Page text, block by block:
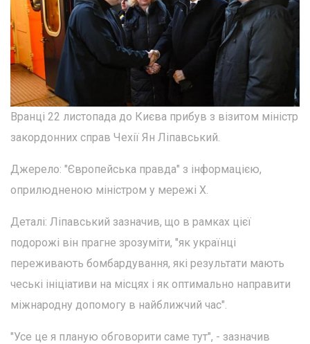
Вранці 22 листопада до Києва прибув з візитом міністр
закордонних справ Чехії Ян Ліпавський.
Джерело: "Європейська правда" з інформацією,
оприлюдненою міністром у мережі Х.
Деталі: Ліпавський зазначив, що в рамках цієї
подорожі він прагне зрозуміти, "як українці
переживають бомбардування, які результати мають
чеські ініціативи на місцях і як оптимально направити
міжнародну допомогу в найближчий час".
"Усе це я планую обговорити саме тут", - зазначив